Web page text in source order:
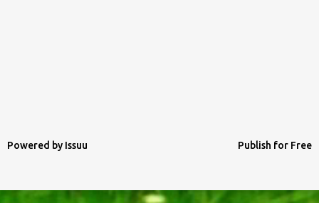
Powered by Issuu Publish for Free